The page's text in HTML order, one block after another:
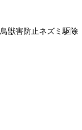
鳥獣害防止ネズミ駆除